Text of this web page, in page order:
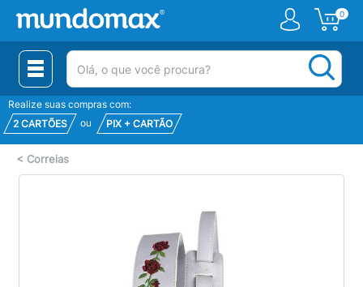
0
(pesquisar)
Realize suas compras com:
2 CARTÕES
ou PIX + CARTÃO
< Correias